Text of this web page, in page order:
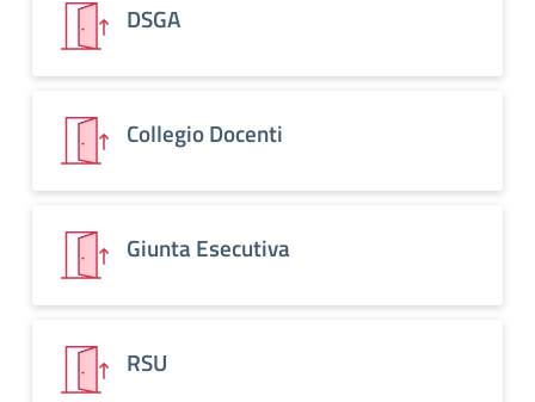
DSGA
Collegio Docenti
Giunta Esecutiva
RSU